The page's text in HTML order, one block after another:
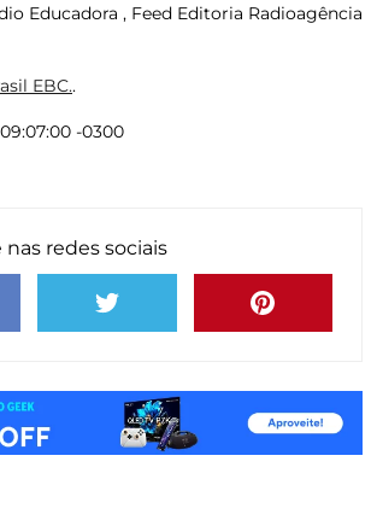
Educadora , Feed Editoria Radioagência
EBC..
-0300
redes sociais